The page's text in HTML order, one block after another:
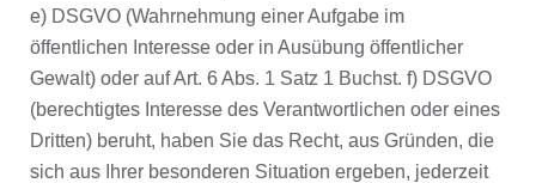
e) DSGVO (Wahrnehmung einer Aufgabe im
öffentlichen Interesse oder in Ausübung öffentlicher
Gewalt) oder auf Art. 6 Abs. 1 Satz 1 Buchst. f) DSGVO
(berechtigtes Interesse des Verantwortlichen oder eines
Dritten) beruht, haben Sie das Recht, aus Gründen, die
sich aus Ihrer besonderen Situation ergeben, jederzeit